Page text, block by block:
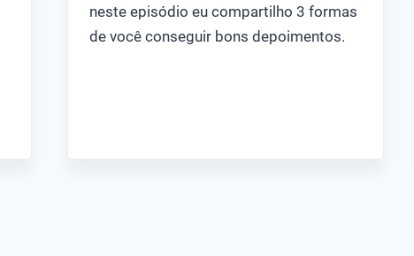
neste episódio eu compartilho 3 formas
de você conseguir bons depoimentos.